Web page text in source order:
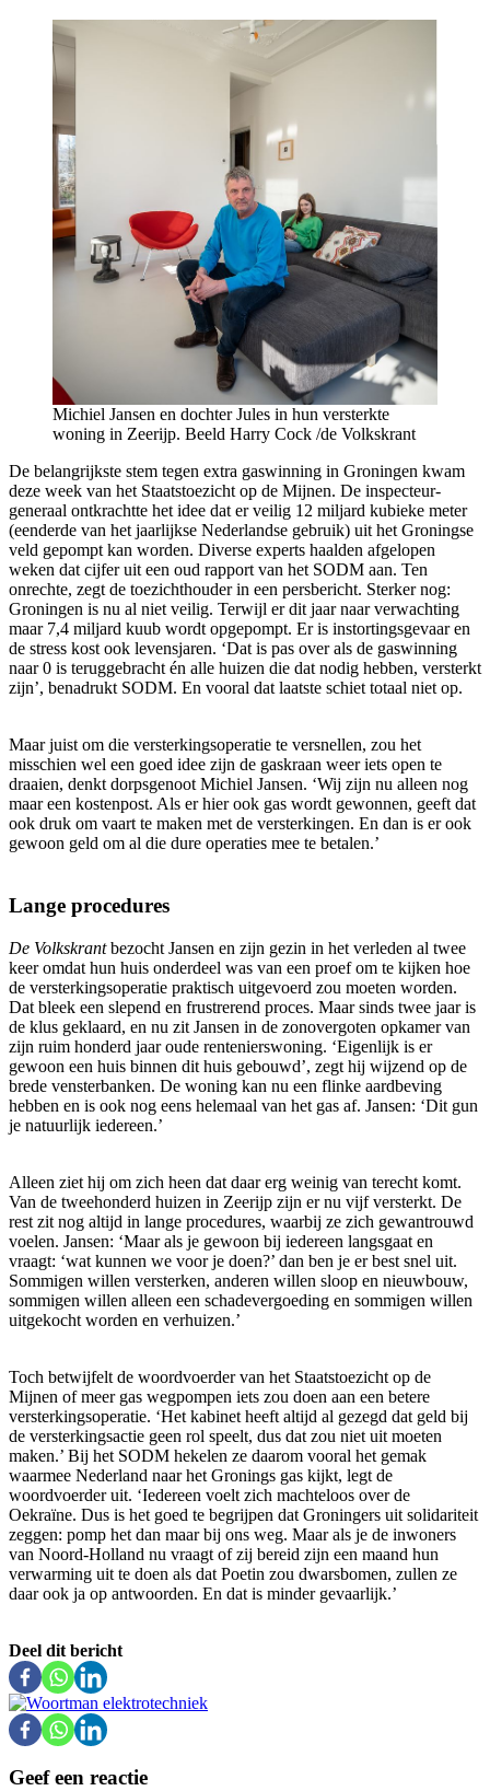
Michiel Jansen en dochter Jules in hun versterkte
woning in Zeerijp. Beeld Harry Cock /de Volkskrant
De belangrijkste stem tegen extra gaswinning in Groningen kwam
deze week van het Staatstoezicht op de Mijnen. De inspecteur-
generaal ontkrachtte het idee dat er veilig 12 miljard kubieke meter
(eenderde van het jaarlijkse Nederlandse gebruik) uit het Groningse
veld gepompt kan worden. Diverse experts haalden afgelopen
weken dat cijfer uit een oud rapport van het SODM aan. Ten
onrechte, zegt de toezichthouder in een persbericht. Sterker nog:
Groningen is nu al niet veilig. Terwijl er dit jaar naar verwachting
maar 7,4 miljard kuub wordt opgepompt. Er is instortingsgevaar en
de stress kost ook levensjaren. ‘Dat is pas over als de gaswinning
naar 0 is teruggebracht én alle huizen die dat nodig hebben, versterkt
zijn’, benadrukt SODM. En vooral dat laatste schiet totaal niet op.
Maar juist om die versterkingsoperatie te versnellen, zou het
misschien wel een goed idee zijn de gaskraan weer iets open te
draaien, denkt dorpsgenoot Michiel Jansen. ‘Wij zijn nu alleen nog
maar een kostenpost. Als er hier ook gas wordt gewonnen, geeft dat
ook druk om vaart te maken met de versterkingen. En dan is er ook
gewoon geld om al die dure operaties mee te betalen.’
Lange procedures
De Volkskrantbezocht Jansen en zijn gezin in het verleden al twee
keer omdat hun huis onderdeel was van een proef om te kijken hoe
de versterkingsoperatie praktisch uitgevoerd zou moeten worden.
Dat bleek een slepend en frustrerend proces. Maar sinds twee jaar is
de klus geklaard, en nu zit Jansen in de zonovergoten opkamer van
zijn ruim honderd jaar oude rentenierswoning. ‘Eigenlijk is er
gewoon een huis binnen dit huis gebouwd’, zegt hij wijzend op de
brede vensterbanken. De woning kan nu een flinke aardbeving
hebben en is ook nog eens helemaal van het gas af. Jansen: ‘Dit gun
je natuurlijk iedereen.’
Alleen ziet hij om zich heen dat daar erg weinig van terecht komt.
Van de tweehonderd huizen in Zeerijp zijn er nu vijf versterkt. De
rest zit nog altijd in lange procedures, waarbij ze zich gewantrouwd
voelen. Jansen: ‘Maar als je gewoon bij iedereen langsgaat en
vraagt: ‘wat kunnen we voor je doen?’ dan ben je er best snel uit.
Sommigen willen versterken, anderen willen sloop en nieuwbouw,
sommigen willen alleen een schadevergoeding en sommigen willen
uitgekocht worden en verhuizen.’
Toch betwijfelt de woordvoerder van het Staatstoezicht op de
Mijnen of meer gas wegpompen iets zou doen aan een betere
versterkingsoperatie. ‘Het kabinet heeft altijd al gezegd dat geld bij
de versterkingsactie geen rol speelt, dus dat zou niet uit moeten
maken.’ Bij het SODM hekelen ze daarom vooral het gemak
waarmee Nederland naar het Gronings gas kijkt, legt de
woordvoerder uit. ‘Iedereen voelt zich machteloos over de
Oekraïne. Dus is het goed te begrijpen dat Groningers uit solidariteit
zeggen: pomp het dan maar bij ons weg. Maar als je de inwoners
van Noord-Holland nu vraagt of zij bereid zijn een maand hun
verwarming uit te doen als dat Poetin zou dwarsbomen, zullen ze
daar ook ja op antwoorden. En dat is minder gevaarlijk.’
Deel dit bericht
Geef een reactie